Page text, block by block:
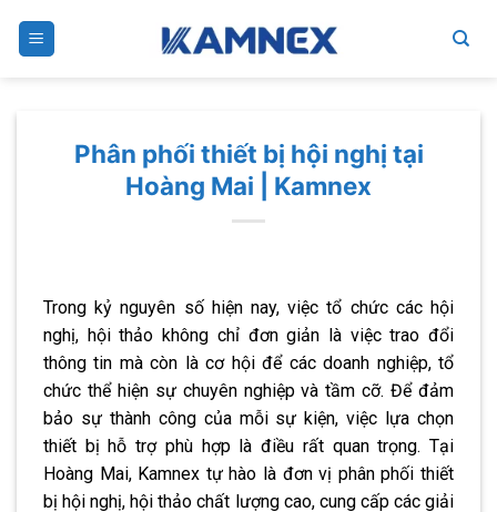
Phân phối thiết bị hội nghị tại
Hoàng Mai | Kamnex
Trong kỷ nguyên số hiện nay, việc tổ chức các hội
nghị, hội thảo không chỉ đơn giản là việc trao đổi
thông tin mà còn là cơ hội để các doanh nghiệp, tổ
chức thể hiện sự chuyên nghiệp và tầm cỡ. Để đảm
bảo sự thành công của mỗi sự kiện, việc lựa chọn
thiết bị hỗ trợ phù hợp là điều rất quan trọng. Tại
Hoàng Mai, Kamnex tự hào là đơn vị phân phối thiết
bị hội nghị, hội thảo chất lượng cao, cung cấp các giải